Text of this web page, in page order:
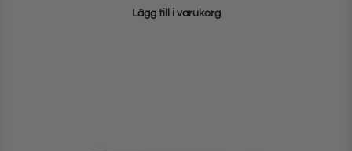
Lägg till i varukorg